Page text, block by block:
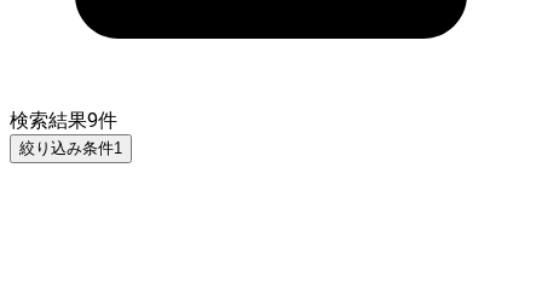
検索結果9件
絞り込み条件1